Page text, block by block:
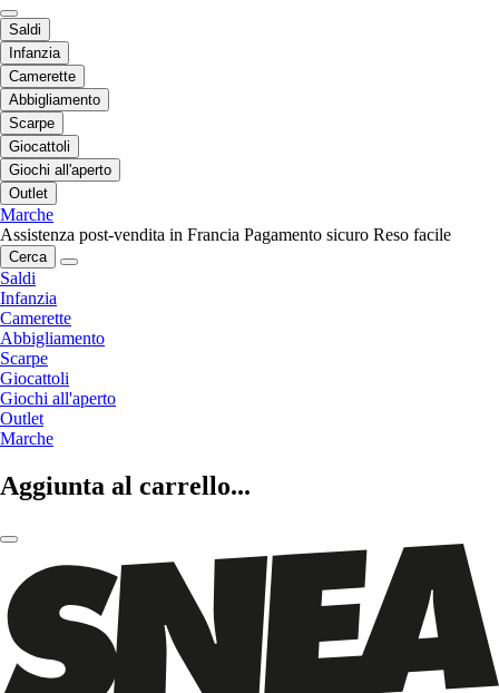
Saldi
Infanzia
Camerette
Abbigliamento
Scarpe
Giocattoli
Giochi all'aperto
Outlet
Marche
Assistenza post-vendita in Francia Pagamento sicuro Reso facile
Cerca
Saldi
Infanzia
Camerette
Abbigliamento
Scarpe
Giocattoli
Giochi all'aperto
Outlet
Marche
Aggiunta al carrello...